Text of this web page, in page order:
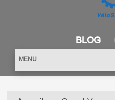
BLOG
MENU